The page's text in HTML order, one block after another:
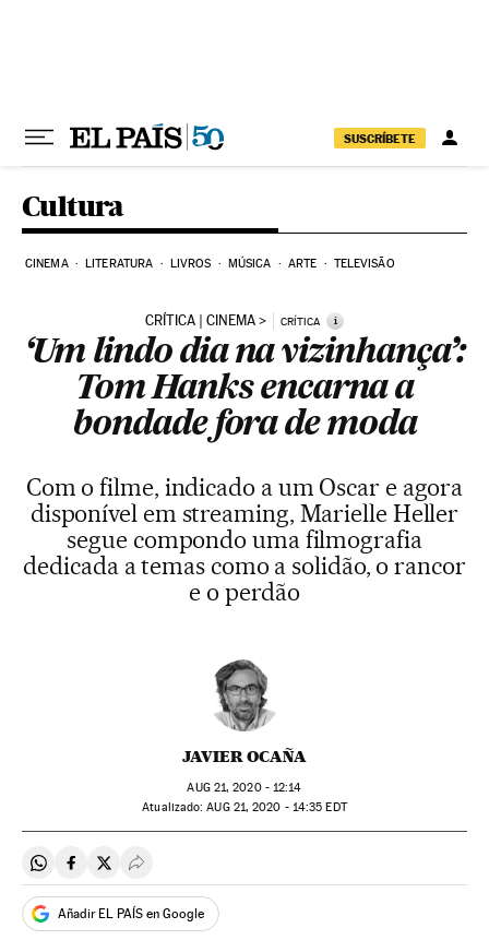
SUSCRÍBETE
Cultura
CINEMA LITERATURA LIVROS MÚSICA ARTE TELEVISÃO
CRÍTICA | CINEMA CRÍTICA i
‘Um lindo dia na vizinhança’:
Tom Hanks encarna a
bondade fora de moda
Com o filme, indicado a um Oscar e agora
disponível em streaming, Marielle Heller
segue compondo uma filmografia
dedicada a temas como a solidão, o rancor
e o perdão
JAVIER OCAÑA
AUG21, 2020 - 12:14
atualizado: AUG21, 2020 - 14:35 EDT
Compartir en Whatsapp
Compartir en Facebook
Compartir en Twitter
Desplegar Redes Sociales
Añadir EL PAÍS en Google